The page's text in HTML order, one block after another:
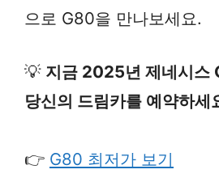
으로 G80을 만나보세요.
💡 지금 2025년 제네시스
당신의 드림카를 예약하세
👉 G80 최저가 보기